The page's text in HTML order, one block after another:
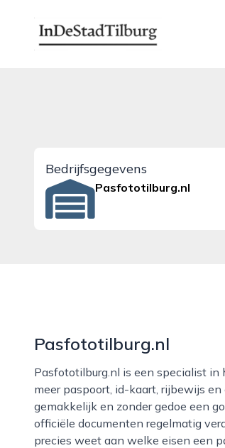
indestadtilburg.nl
Bedrijfsgegevens
Pasfototilburg.nl
Pasfototilburg.nl
Pasfototilburg.nl is een specialist in het maken van officiële pasfoto’s in tilburg, geschikt voor onder
meer paspoort, id-kaart, rijbewijs
gemakkelijk en zonder gedoe een
officiële documenten regelmatig
precies weet aan welke eisen een